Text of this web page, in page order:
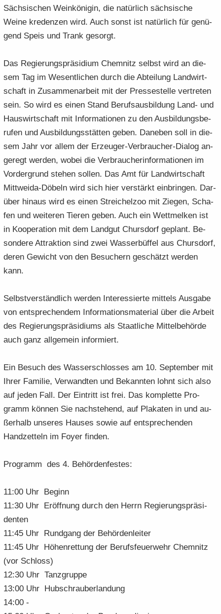
Säch­si­schen Wein­kö­ni­gin, die na­tür­lich säch­si­sche
Weine kre­den­zen wird. Auch sonst ist na­tür­lich für ge­nü­
gend Speis und Trank ge­sorgt.
Das Re­gie­rungs­prä­si­di­um Chem­nitz selbst wird an die­
sem Tag im We­sent­li­chen durch die Ab­tei­lung Land­wirt­
schaft in Zu­sam­men­ar­beit mit der Pres­se­stel­le ver­tre­ten
sein. So wird es einen Stand Be­rufs­aus­bil­dung Land- und
Haus­wirt­schaft mit In­for­ma­tio­nen zu den Aus­bil­dungs­be­
ru­fen und Aus­bil­dungs­stät­ten geben. Da­ne­ben soll in die­
sem Jahr vor allem der Erzeuger-​Verbraucher-Dialog an­
ge­regt wer­den, wobei die Ver­brau­cher­infor­ma­tio­nen im
Vor­der­grund ste­hen sol­len. Das Amt für Land­wirt­schaft
Mittweida-​Döbeln wird sich hier ver­stärkt ein­brin­gen. Dar­
über hin­aus wird es einen Strei­chel­zoo mit Zie­gen, Scha­
fen und wei­te­ren Tie­ren geben. Auch ein Wett­mel­ken ist
in Ko­ope­ra­ti­on mit dem Land­gut Ch­urs­dorf ge­plant. Be­
son­de­re At­trak­ti­on sind zwei Was­ser­büf­fel aus Ch­urs­dorf,
deren Ge­wicht von den Be­su­chern ge­schätzt wer­den
kann.
Selbst­ver­ständ­lich wer­den In­ter­es­sier­te mit­tels Aus­ga­be
von ent­spre­chen­dem In­for­ma­ti­ons­ma­te­ri­al über die Ar­beit
des Re­gie­rungs­prä­si­di­ums als Staat­li­che Mit­tel­be­hör­de
auch ganz all­ge­mein in­for­miert.
Ein Be­such des Was­ser­schlos­ses am 10. Sep­tem­ber mit
Ihrer Fa­mi­lie, Ver­wand­ten und Be­kann­ten lohnt sich also
auf jeden Fall. Der Ein­tritt ist frei. Das kom­plet­te Pro­
gramm kön­nen Sie nach­ste­hend, auf Pla­ka­ten in und au­
ßer­halb un­se­res Hau­ses sowie auf ent­spre­chen­den
Hand­zet­teln im Foyer fin­den.
Pro­gramm des 4. Be­hör­den­fes­tes:
11:00 Uhr Be­ginn
11:30 Uhr Er­öff­nung durch den Herrn Re­gie­rungs­prä­si­
den­ten
11:45 Uhr Rund­gang der Be­hör­den­lei­ter
11:45 Uhr Hö­hen­ret­tung der Be­rufs­feu­er­wehr Chem­nitz
(vor Schloss)
12:30 Uhr Tanz­grup­pe
13:00 Uhr Hub­schrau­ber­lan­dung
14:00 -